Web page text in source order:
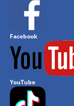
Facebook
YouTube